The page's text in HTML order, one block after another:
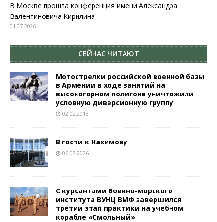
В Москве прошла конференция имени Александра
Валентиновича Кирилина
01.07.2026
СЕЙЧАС ЧИТАЮТ
Мотострелки российской военной базы
в Армении в ходе занятий на
высокогорном полигоне уничтожили
условную диверсионную группу
02.02.2018
В гости к Нахимову
06.03.2026
С курсантами Военно-морского
института ВУНЦ ВМФ завершился
третий этап практики на учебном
корабле «Смольный»